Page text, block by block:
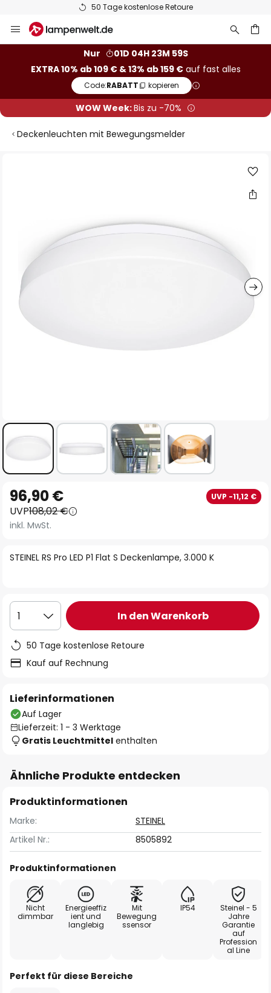
50 Tage kostenlose Retoure
Inhalt
Nur
01D 04H 23M 58S
EXTRA 10% ab 109 € & 13% ab 159 €auf fast alles
Code:RABATT kopieren
WOW Week:Bis zu -70%
Deckenleuchten mit Bewegungsmelder
Anfang
der
Bildgalerie
STEINEL RS Pro LED P1 Flat S Deckenlampe, 3.000 K
96,90 € UVP -11,12 €
UVP108,02 €
inkl. MwSt.
1 In den Warenkorb
50 Tage kostenlose Retoure
Kauf auf Rechnung
Lieferinformationen
Auf Lager
Lieferzeit: 1 - 3 Werktage
Gratis Leuchtmittel enthalten
Ähnliche Produkte entdecken
Produktinformationen
Marke:
STEINEL
Artikel Nr.:
8505892
Produktinformationen
Nicht
dimmbar
Energieeffiz
ient und
langlebig
Mit
Bewegung
ssensor
IP54
Steinel - 5
Jahre
Garantie
auf
Profession
al Line
Perfekt für diese Bereiche